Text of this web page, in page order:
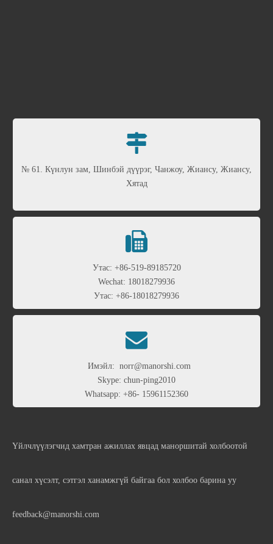

№ 61. Күнлун зам, Шинбэй дүүрэг, Чанжоу, Жиансу, Жиансу,
Хятад

Утас: +86-519-89185720
Wechat: 18018279936
Утас: +86-18018279936

Имэйл: norr@manorshi.com
Skype: chun-ping2010
Whatsapp: +86- 15961152360
Үйлчлүүлэгчид хамтран ажиллах явцад маноршитай холбоотой
санал хүсэлт, сэтгэл ханамжгүй байгаа бол холбоо барина уу
feedback@manorshi.com